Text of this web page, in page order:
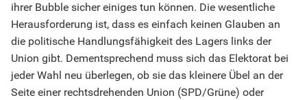
ihrer Bubble sicher einiges tun können. Die wesentliche
Herausforderung ist, dass es einfach keinen Glauben an
die politische Handlungsfähigkeit des Lagers links der
Union gibt. Dementsprechend muss sich das Elektorat bei
jeder Wahl neu überlegen, ob sie das kleinere Übel an der
Seite einer rechtsdrehenden Union (SPD/Grüne) oder